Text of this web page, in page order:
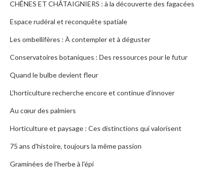
CHÊNES ET CHÂTAIGNIERS : à la découverte des fagacées
Espace rudéral et reconquête spatiale
Les ombellifères : À contempler et à déguster
Conservatoires botaniques : Des ressources pour le futur
Quand le bulbe devient fleur
L’horticulture recherche encore et continue d'innover
Au cœur des palmiers
Horticulture et paysage : Ces distinctions qui valorisent
75 ans d'histoire, toujours la même passion
Graminées de l'herbe à l'épi